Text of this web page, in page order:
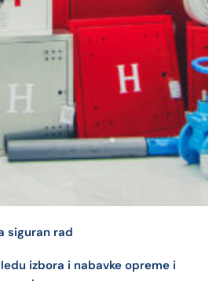
siguran rad
izbora i nabavke opreme i